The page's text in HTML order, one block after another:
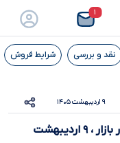
۱
نقد و بررسی شرایط فروش
۹ اردیبهشت ۱۴۰۵
افزایش شدید قیمت خودروهای صفر در بازار ، ۹ اردیبهشت